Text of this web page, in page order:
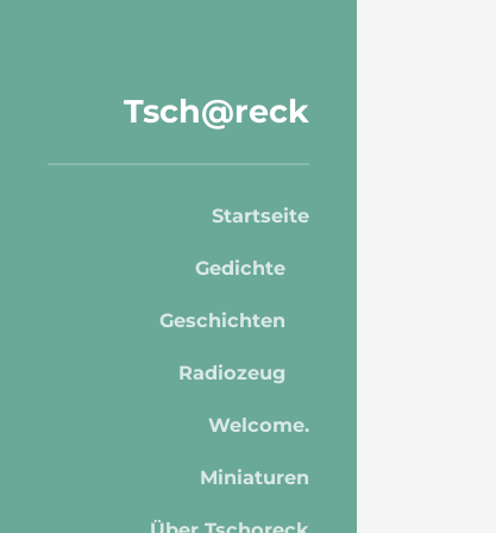
Tsch@reck
Startseite
Gedichte
Geschichten
Radiozeug
Welcome.
Miniaturen